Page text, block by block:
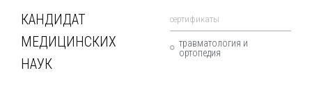
КАНДИДАТ
МЕДИЦИНСКИХ
НАУК
cертификаты
травматология и
ортопедия